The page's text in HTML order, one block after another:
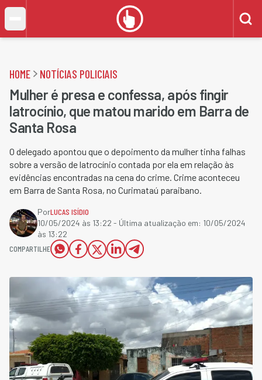
HOME NOTÍCIAS POLICIAIS
Mulher é presa e confessa, após fingir
latrocínio, que matou marido em Barra de
Santa Rosa
O delegado apontou que o depoimento da mulher tinha falhas
sobre a versão de latrocínio contada por ela em relação às
evidências encontradas na cena do crime. Crime aconteceu
em Barra de Santa Rosa, no Curimataú paraibano.
PorLUCAS ISÍDIO
10/05/2024 às 13:22 - Última atualização em: 10/05/2024
às 13:22
COMPARTILHE